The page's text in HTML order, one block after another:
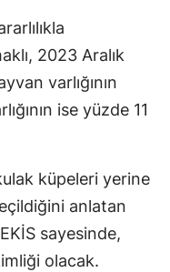
2023 Aralık
varlığının
ise yüzde 11
küpeleri yerine
anlatan
sayesinde,
olacak.